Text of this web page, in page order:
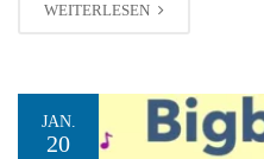
WEITERLESEN
JAN.
20